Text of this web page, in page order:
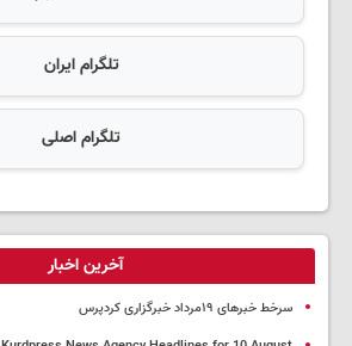
تلگرام ایران
تلگرام اصلی
آخرین اخبار
سرخط خبرهای ۱۹مرداد خبرگزاری کردپرس